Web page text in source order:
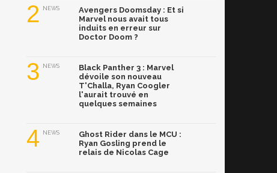
2 NEWS
Avengers Doomsday : Et si
Marvel nous avait tous
induits en erreur sur
Doctor Doom ?
3 NEWS
Black Panther 3 : Marvel
dévoile son nouveau
T'Challa, Ryan Coogler
l'aurait trouvé en
quelques semaines
4 NEWS
Ghost Rider dans le MCU :
Ryan Gosling prend le
relais de Nicolas Cage